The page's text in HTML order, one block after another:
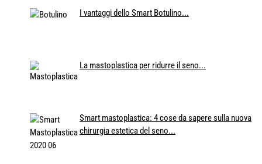
I vantaggi dello Smart Botulino...
La mastoplastica per ridurre il seno...
Smart mastoplastica: 4 cose da sapere sulla nuova
chirurgia estetica del seno...